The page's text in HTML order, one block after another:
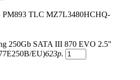
PM893 TLC MZ7L3480HCHQ-
250Gb SATA III 870 EVO 2.5"
EU)623р.